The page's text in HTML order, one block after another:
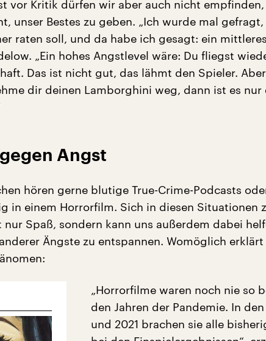
vor Kritik dürfen wir aber auch nicht
unser Bestes zu geben. „Ich wurde mal
raten soll, und da habe ich gesagt: ein
„Ein hohes Angstlevel wäre: Du fliegst
Das ist nicht gut, das lähmt den Spieler.
dir deinen Lamborghini weg, dann ist es
Angst
hören gerne blutige True-Crime-Podcasts
in einem Horrorfilm. Sich in diesen Situationen
Spaß, sondern kann uns außerdem dabei
Ängste zu entspannen. Womöglich erklärt
„Horrorfilme waren noch nie so
den Jahren der Pandemie. In
und 2021 brachen sie alle